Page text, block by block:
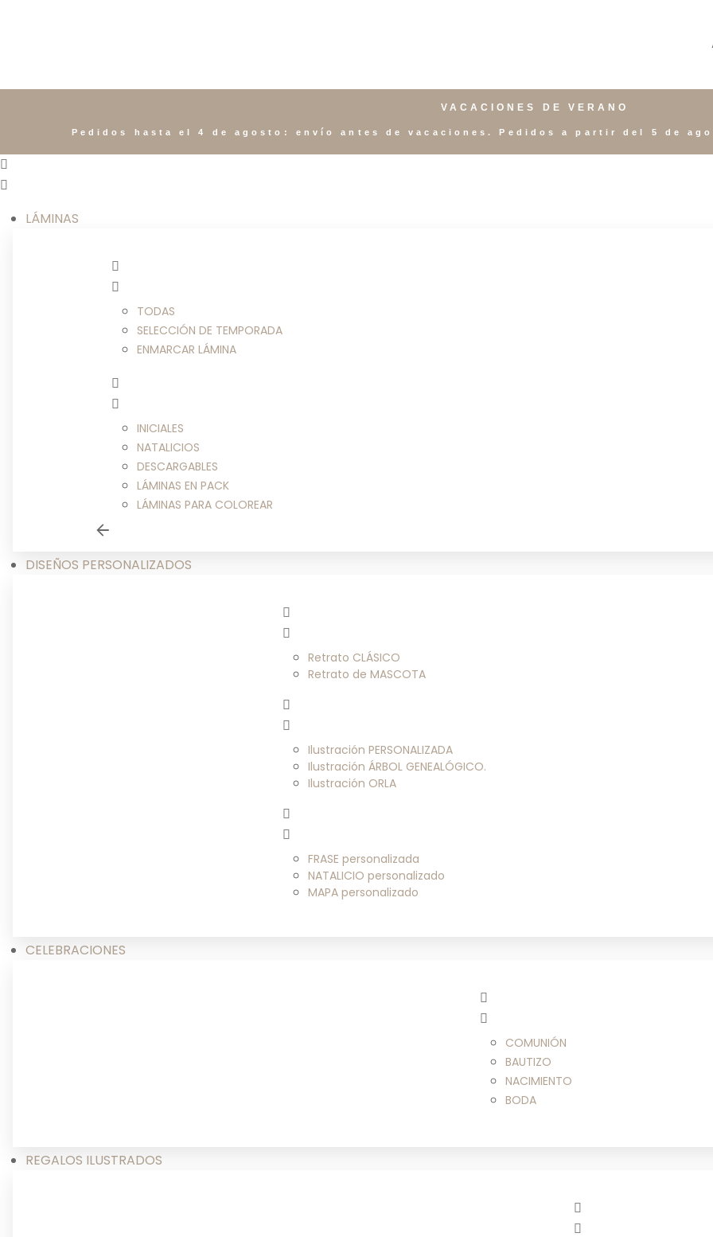
VACACIONES DE VERANO
Pedidos hasta el 4 de agosto: envío antes de vacaciones. Pedidos a partir del 5 de
LÁMINAS
TODAS
SELECCIÓN DE TEMPORADA
ENMARCAR LÁMINA
INICIALES
NATALICIOS
DESCARGABLES
LÁMINAS EN PACK
LÁMINAS PARA COLOREAR
DISEÑOS PERSONALIZADOS
Retrato CLÁSICO
Retrato de MASCOTA
Ilustración PERSONALIZADA
Ilustración ÁRBOL GENEALÓGICO.
Ilustración ORLA
FRASE personalizada
NATALICIO personalizado
MAPA personalizado
CELEBRACIONES
COMUNIÓN
BAUTIZO
NACIMIENTO
BODA
REGALOS ILUSTRADOS